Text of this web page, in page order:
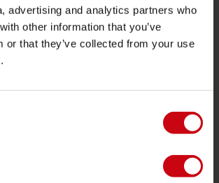
advertising and analytics partners who
other information that you’ve
or that they’ve collected from your use